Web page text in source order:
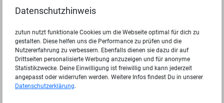
Deine Suchanfrage in Salzburg ergab leider keine
Ergebnisse.
Datenschutzhinweis
zutun nutzt funktionale Cookies um die Webseite optimal für dich zu
gestalten. Diese helfen uns die Performance zu prüfen und die
Nutzererfahrung zu verbessern. Ebenfalls dienen sie dazu dir auf
Drittseiten personalisierte Werbung anzuzeigen und für anonyme
Statistikzwecke. Deine Einwilligung ist freiwillig und kann jederzeit
angepasst oder widerrufen werden. Weitere Infos findest Du in unserer
Datenschutzerklärung.